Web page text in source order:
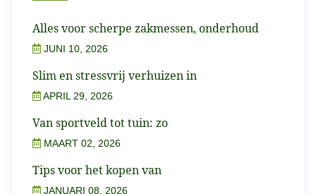
Alles voor scherpe zakmessen, onderhoud
JUNI 10, 2026
Slim en stressvrij verhuizen in
APRIL 29, 2026
Van sportveld tot tuin: zo
MAART 02, 2026
Tips voor het kopen van
JANUARI 08, 2026